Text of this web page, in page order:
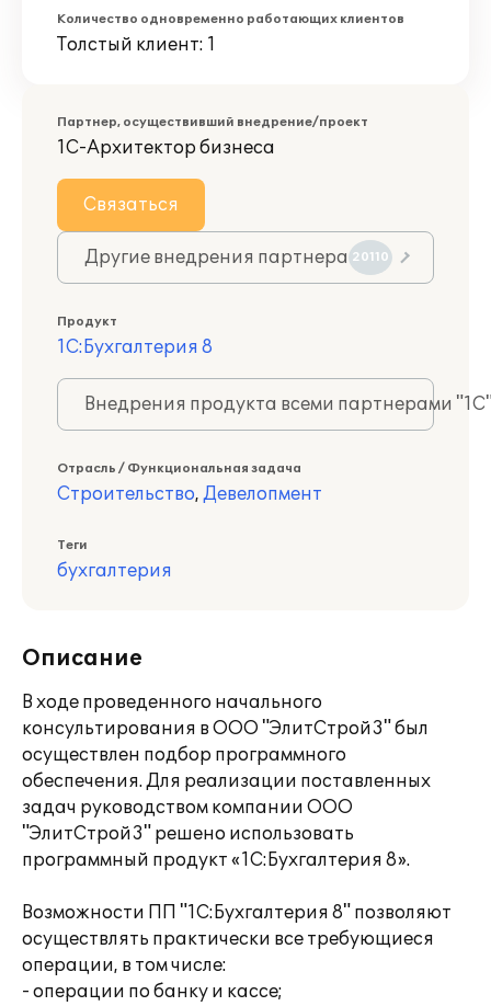
Количество одновременно работающих клиентов
Толстый клиент: 1
Партнер, осуществивший внедрение/проект
1С-Архитектор бизнеса
Связаться
Другие внедрения партнера 20110
Продукт
1С:Бухгалтерия 8
Внедрения продукта всеми партнерами
Отрасль / Функциональная задача
Строительство, Девелопмент
Теги
бухгалтерия
Описание
В ходе проведенного начального
консультирования в ООО "ЭлитСтрой3" был
осуществлен подбор программного
обеспечения. Для реализации поставленных
задач руководством компании ООО
"ЭлитСтрой3" решено использовать
программный продукт «1С:Бухгалтерия 8».
Возможности ПП "1С:Бухгалтерия 8" позволяют
осуществлять практически все требующиеся
операции, в том числе:
- операции по банку и кассе;